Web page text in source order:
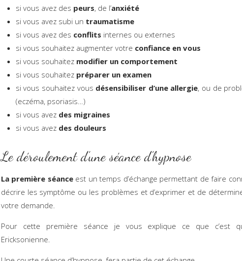
si vous avez des peurs, de l’anxiété
si vous avez subi un traumatisme
si vous avez des conflits internes ou externes
si vous souhaitez augmenter votre confiance en vous
si vous souhaitez modifier un comportement
si vous souhaitez préparer un examen
si vous souhaitez vous désensibiliser d’une allergie, ou de
(eczéma, psoriasis…)
si vous avez des migraines
si vous avezdes douleurs
Le déroulement d’une séance d’hypnose
La première séanceest un temps d’échange permettant de faire
décrire les symptôme ou les problèmes et d’exprimer et de
votre demande.
Pour cette première séance je vous explique ce que c’est
Ericksonienne.